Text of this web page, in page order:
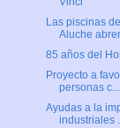
Las piscinas
Aluche
85 años del
Proyecto a
personas c...
Ayudas a la
industriales